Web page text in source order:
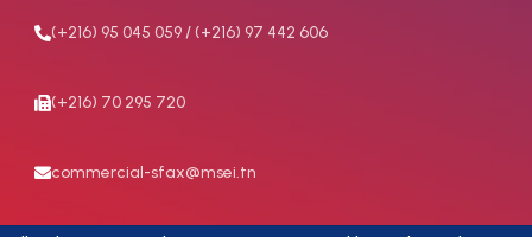
(+216) 95 045 059 / (+216) 97 442 606
(+216) 70 295 720
commercial-sfax@msei.tn